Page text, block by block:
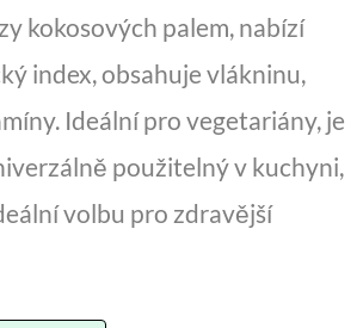
kokosových palem, nabízí
index, obsahuje vlákninu,
Ideální pro vegetariány, je
použitelný v kuchyni,
volbu pro zdravější